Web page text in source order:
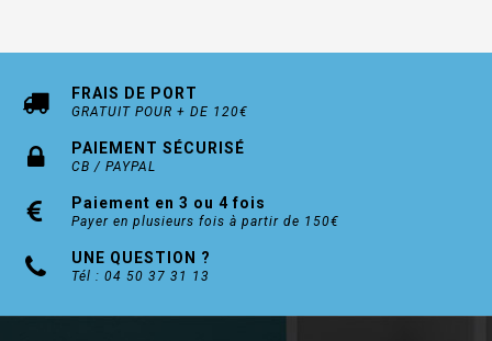
FRAIS DE PORT
GRATUIT POUR + DE 120€
PAIEMENT SÉCURISÉ
CB / PAYPAL
Paiement en 3 ou 4 fois
Payer en plusieurs fois à partir de 150€
UNE QUESTION ?
Tél : 04 50 37 31 13